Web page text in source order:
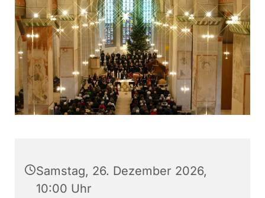
Samstag, 26. Dezember 2026,
10:00 Uhr